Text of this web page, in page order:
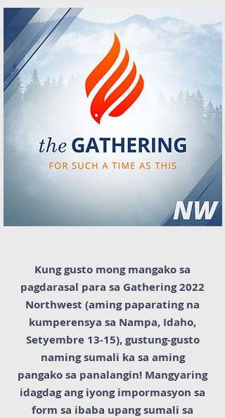
Kung gusto mong mangako sa
pagdarasal para sa Gathering 2022
Northwest (aming paparating na
kumperensya sa Nampa, Idaho,
Setyembre 13-15), gustung-gusto
naming sumali ka sa aming
pangako sa panalangin! Mangyaring
idagdag ang iyong impormasyon sa
form sa ibaba upang sumali sa